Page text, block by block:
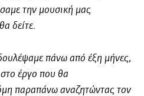
την μουσική μας
δείτε.
πάνω από έξη μήνες,
έργο που θα
παραπάνω αναζητώντας τον